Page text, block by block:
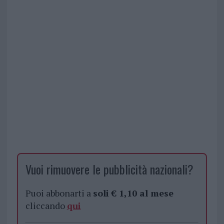
Vuoi rimuovere le pubblicità nazionali?
Puoi abbonarti a soli € 1,10 al mese
cliccando qui